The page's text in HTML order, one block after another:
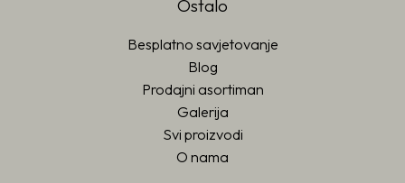
Ostalo
Besplatno savjetovanje
Blog
Prodajni asortiman
Galerija
Svi proizvodi
O nama